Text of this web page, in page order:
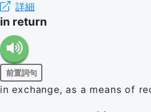
詳細
in return
前置詞句
in exchange, as a means of